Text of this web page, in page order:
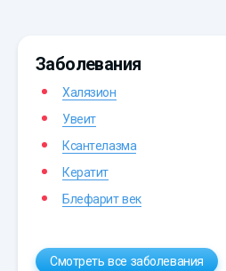
Заболевания
Халязион
Увеит
Ксантелазма
Кератит
Блефарит век
Смотреть все заболевания